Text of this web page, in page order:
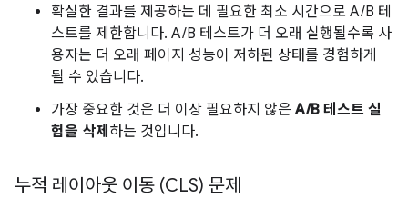
확실한 결과를 제공하는 데 필요한 최소 시간으로 A/B 테
스트를 제한합니다. A/B 테스트가 더 오래 실행될수록 사
용자는 더 오래 페이지 성능이 저하된 상태를 경험하게
될 수 있습니다.
가장 중요한 것은 더 이상 필요하지 않은A/B 테스트 실
험을 삭제 하는 것입니다.
누적 레이아웃 이동 (CLS) 문제